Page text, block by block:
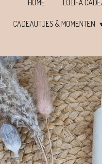
HOME LOLIFA
CADEAUTJES & MOMENTEN